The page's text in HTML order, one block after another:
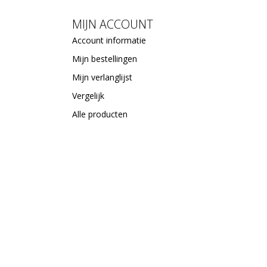
MIJN ACCOUNT
Account informatie
Mijn bestellingen
Mijn verlanglijst
Vergelijk
Alle producten